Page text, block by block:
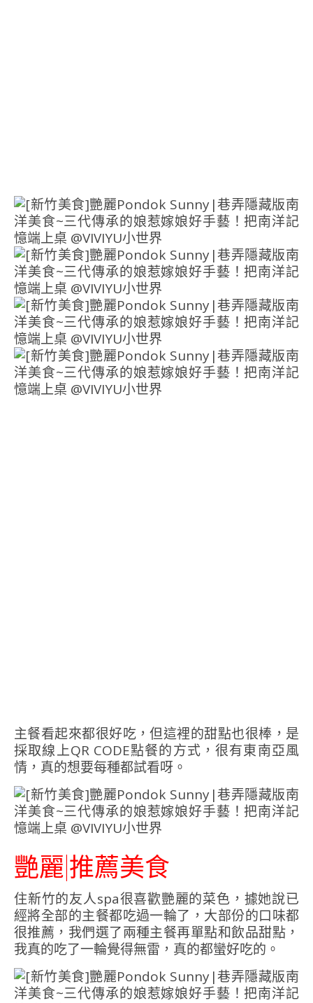
主餐看起來都很好吃，但這裡的甜點也很棒，是
採取線上QR CODE點餐的方式，很有東南亞風
情，真的想要每種都試看呀。
艷麗|推薦美食
住新竹的友人spa很喜歡艷麗的菜色，據她說已
經將全部的主餐都吃過一輪了，大部份的口味都
很推薦，我們選了兩種主餐再單點和飲品甜點，
我真的吃了一輪覺得無雷，真的都蠻好吃的。